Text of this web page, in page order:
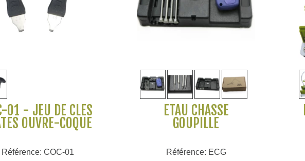
01 - JEU DE CLÉS
OUVRE-COQUE
Référence: COC-01
Voir plus
ETAU CHASSE
GOUPILLE
Référence: ECG